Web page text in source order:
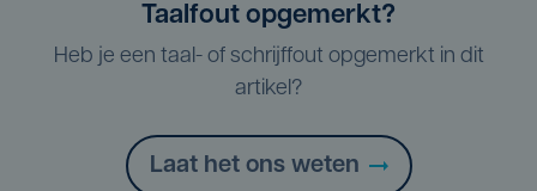
Taalfout opgemerkt?
Heb je een taal- of schrijffout opgemerkt in dit
artikel?
Laat het ons weten